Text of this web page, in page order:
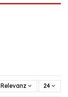
Relevanz 24